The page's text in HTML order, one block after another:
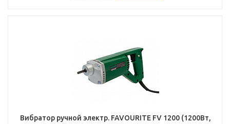
Вибратор ручной электр. FAVOURITE FV 1200 (1200Вт,